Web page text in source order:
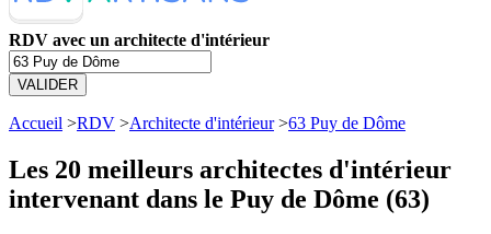
RDV avec un architecte d'intérieur
VALIDER
Accueil >RDV >Architecte d'intérieur>63 Puy de Dôme
Les 20 meilleurs architectes d'intérieur
intervenant dans le Puy de Dôme (63)